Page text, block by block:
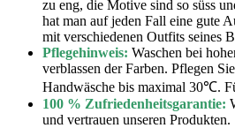
zu eng, die Motive sind so süss
hat man auf jeden Fall eine gute
mit verschiedenen Outfits seines
Pflegehinweis: Waschen bei
verblassen der Farben. Pflegen
Handwäsche bis maximal 30℃.
100 % Zufriedenheitsgarantie:
und vertrauen unseren Produkten.